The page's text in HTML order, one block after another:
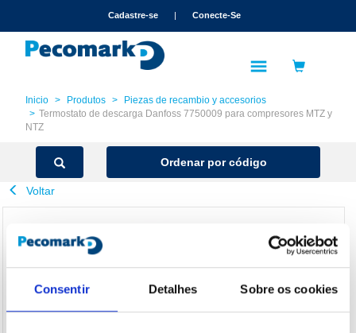
Consentir Detalhes Sobre os cookies
Cadastre-se | Conecte-Se
Inicio Produtos
Piezas de recambio y accesorios
Termostato de descarga Danfoss 7750009 para compresores MTZ y
NTZ
Ordenar por código
Voltar